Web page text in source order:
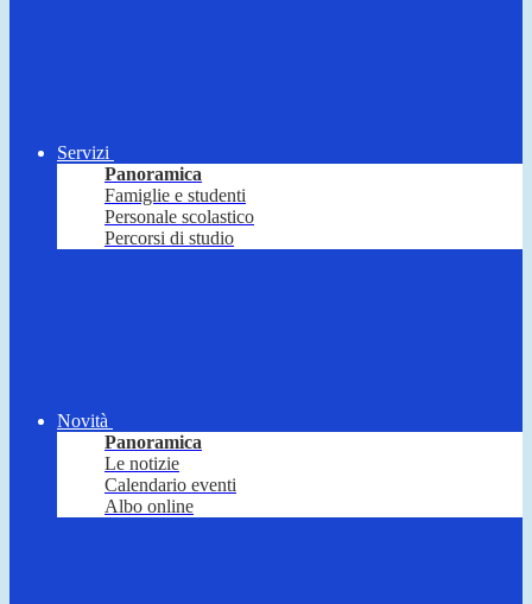
Servizi
Panoramica
Famiglie e studenti
Personale scolastico
Percorsi di studio
Novità
Panoramica
Le notizie
Calendario eventi
Albo online